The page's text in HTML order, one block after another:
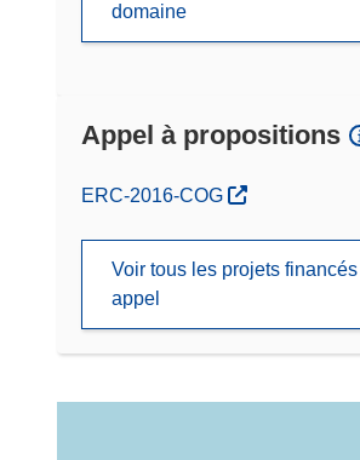
domaine
Appel à propositions
(s’ouvre dans une nouvelle
ERC-2016-COG
Voir tous les projets
appel